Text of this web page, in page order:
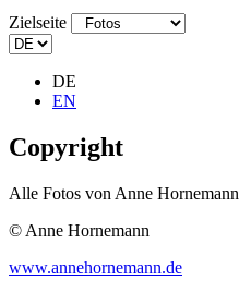
Zielseite
DE
EN
Copyright
Alle Fotos von Anne Hornemann
© Anne Hornemann
www.annehornemann.de